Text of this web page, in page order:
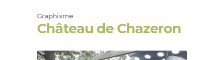
Graphisme
Château de Chazeron